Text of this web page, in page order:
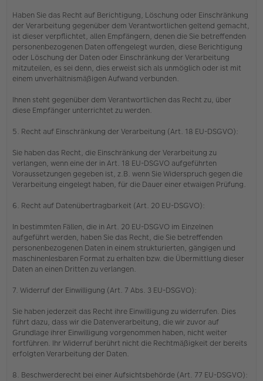
Haben Sie das Recht auf Berichtigung, Löschung oder Einschränkung
der Verarbeitung gegenüber dem Verantwortlichen geltend gemacht,
ist dieser verpflichtet, allen Empfängern, denen die Sie betreffenden
personenbezogenen Daten offengelegt wurden, diese Berichtigung
oder Löschung der Daten oder Einschränkung der Verarbeitung
mitzuteilen, es sei denn, dies erweist sich als unmöglich oder ist mit
einem unverhältnismäßigen Aufwand verbunden.
Ihnen steht gegenüber dem Verantwortlichen das Recht zu, über
diese Empfänger unterrichtet zu werden.
5. Recht auf Einschränkung der Verarbeitung (Art. 18 EU-DSGVO):
Sie haben das Recht, die Einschränkung der Verarbeitung zu
verlangen, wenn eine der in Art. 18 EU-DSGVO aufgeführten
Voraussetzungen gegeben ist, z.B. wenn Sie Widerspruch gegen die
Verarbeitung eingelegt haben, für die Dauer einer etwaigen Prüfung.
6. Recht auf Datenübertragbarkeit (Art. 20 EU-DSGVO):
In bestimmten Fällen, die in Art. 20 EU-DSGVO im Einzelnen
aufgeführt werden, haben Sie das Recht, die Sie betreffenden
personenbezogenen Daten in einem strukturierten, gängigen und
maschinenlesbaren Format zu erhalten bzw. die Übermittlung dieser
Daten an einen Dritten zu verlangen.
7. Widerruf der Einwilligung (Art. 7 Abs. 3 EU-DSGVO):
Sie haben jederzeit das Recht ihre Einwilligung zu widerrufen. Dies
führt dazu, dass wir die Datenverarbeitung, die wir zuvor auf
Grundlage ihrer Einwilligung vorgenommen haben, nicht weiter
fortführen. Ihr Widerruf berührt nicht die Rechtmäßigkeit der bereits
erfolgten Verarbeitung der Daten.
8. Beschwerderecht bei einer Aufsichtsbehörde (Art. 77 EU-DSGVO):